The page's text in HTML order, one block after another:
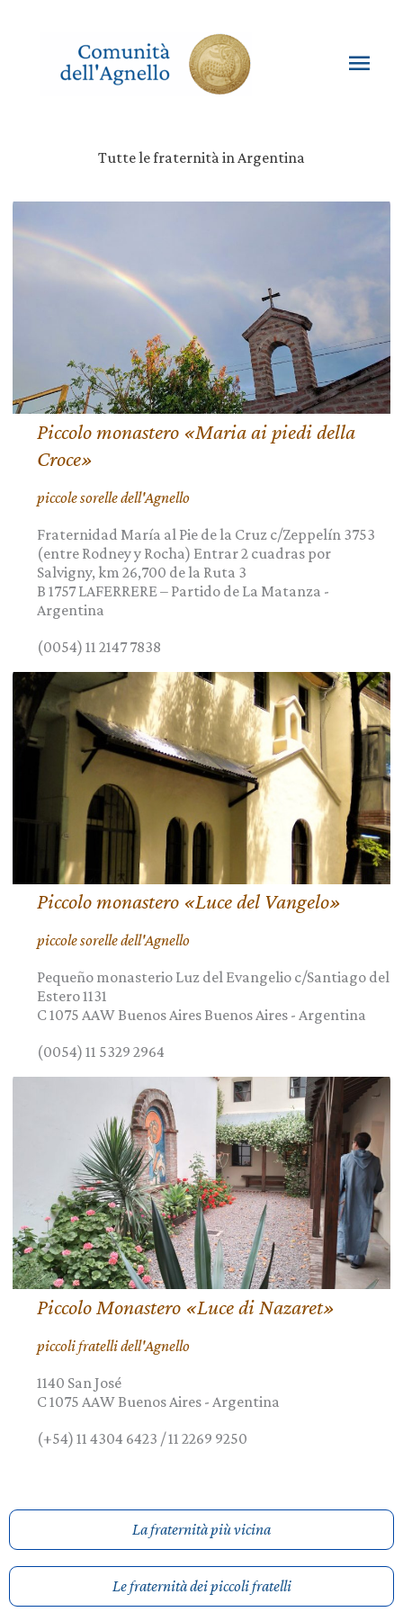
Tutte le fraternità in Argentina
Piccolo monastero «Maria ai piedi della
Croce»
piccole sorelle dell'Agnello
Fraternidad María al Pie de la Cruz c/Zeppelín 3753
(entre Rodney y Rocha) Entrar 2 cuadras por
Salvigny, km 26,700 de la Ruta 3
B 1757LAFERRERE – Partido de La Matanza -
Argentina
(0054) 11 2147 7838
Piccolo monastero «Luce del Vangelo»
piccole sorelle dell'Agnello
Pequeño monasterio Luz del Evangelio c/Santiago del
Estero 1131
C 1075 AAW Buenos Aires Buenos Aires -Argentina
(0054) 11 5329 2964
Piccolo Monastero «Luce di Nazaret»
piccoli fratelli dell'Agnello
1140 San José
C 1075 AAW Buenos Aires - Argentina
(+54) 11 4304 6423 / 11 2269 9250
La fraternità più vicina
Le fraternità dei piccoli fratelli